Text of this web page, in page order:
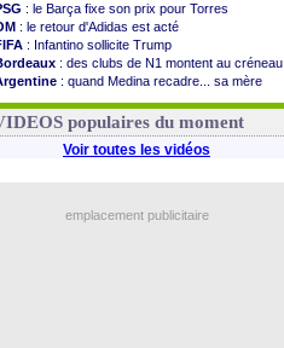
: le Barça fixe son prix pour Torres
: le retour d'Adidas est acté
: Infantino sollicite Trump
: des clubs de N1 montent au créneau
: quand Medina recadre... sa mère
: Paixão attire un 2e club anglais
populaires du moment
Voir toutes les vidéos
emplacement publicitaire